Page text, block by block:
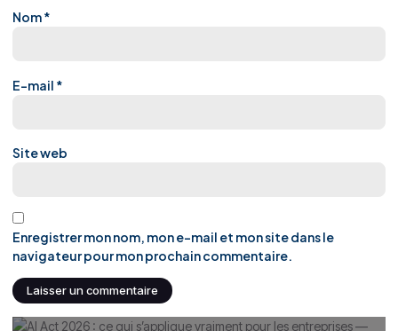
Nom*
E-mail *
Site web
Enregistrer mon nom, mon e-mail et mon site dans le
navigateur pour mon prochain commentaire.